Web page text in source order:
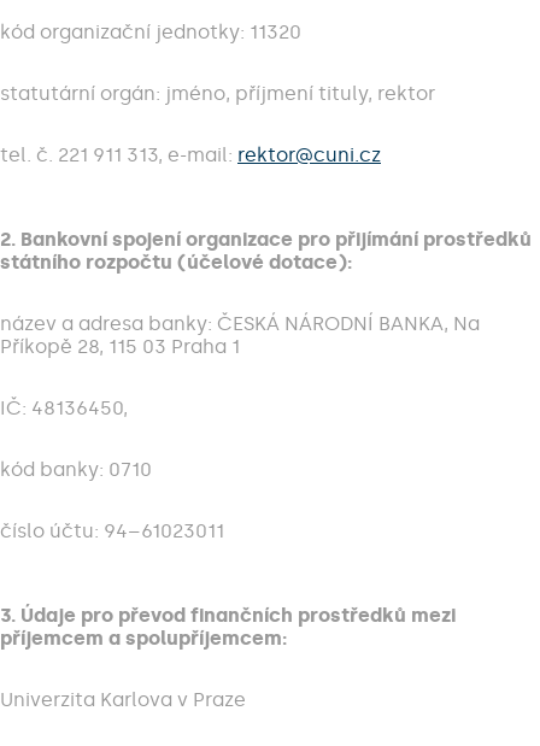
kód organizační jednotky: 11320
statutární orgán: jméno, příjmení tituly, rektor
tel. č. 221 911 313, e-mail: rektor@cuni.cz
2. Bankovní spojení organizace pro přijímání prostředků
státního rozpočtu (účelové dotace):
název a adresa banky: ČESKÁ NÁRODNÍ BANKA, Na
Příkopě 28, 115 03 Praha 1
IČ: 48136450,
kód banky: 0710
číslo účtu: 94–61023011
3. Údaje pro převod finančních prostředků mezi
příjemcem a spolupříjemcem:
Univerzita Karlova v Praze